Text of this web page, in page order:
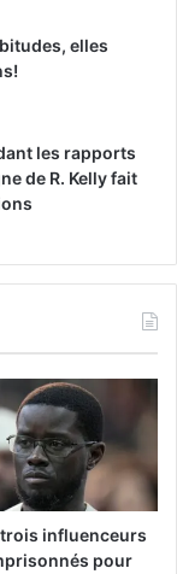
elles
les rapports
de R. Kelly fait
trois influenceurs
pour